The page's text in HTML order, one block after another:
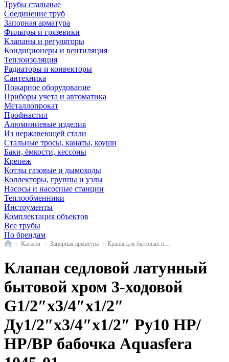
Трубы стальные
Соединение труб
Запорная арматура
Фильтры и грязевики
Клапаны и регуляторы
Кондиционеры и вентиляция
Теплоизоляция
Радиаторы и конвекторы
Сантехника
Пожарное оборудование
Приборы учета и автоматика
Металлопрокат
Профнастил
Алюминиевые изделия
Из нержавеющей стали
Стальные тросы, канаты, коуши
Баки, ёмкости, кессоны
Крепеж
Котлы газовые и дымоходы
Коллекторы, группы и узлы
Насосы и насосные станции
Теплообменники
Инструменты
Комплектация объектов
Все трубы
По брендам
ГлавнаяКаталог Запорная арматура
Клапан седловой латунный
бытовой хром 3-ходовой
G1/2″х3/4″х1/2″
Ду1/2″х3/4″х1/2″ Ру10 НР/
НР/ВР бабочка Aquasfera